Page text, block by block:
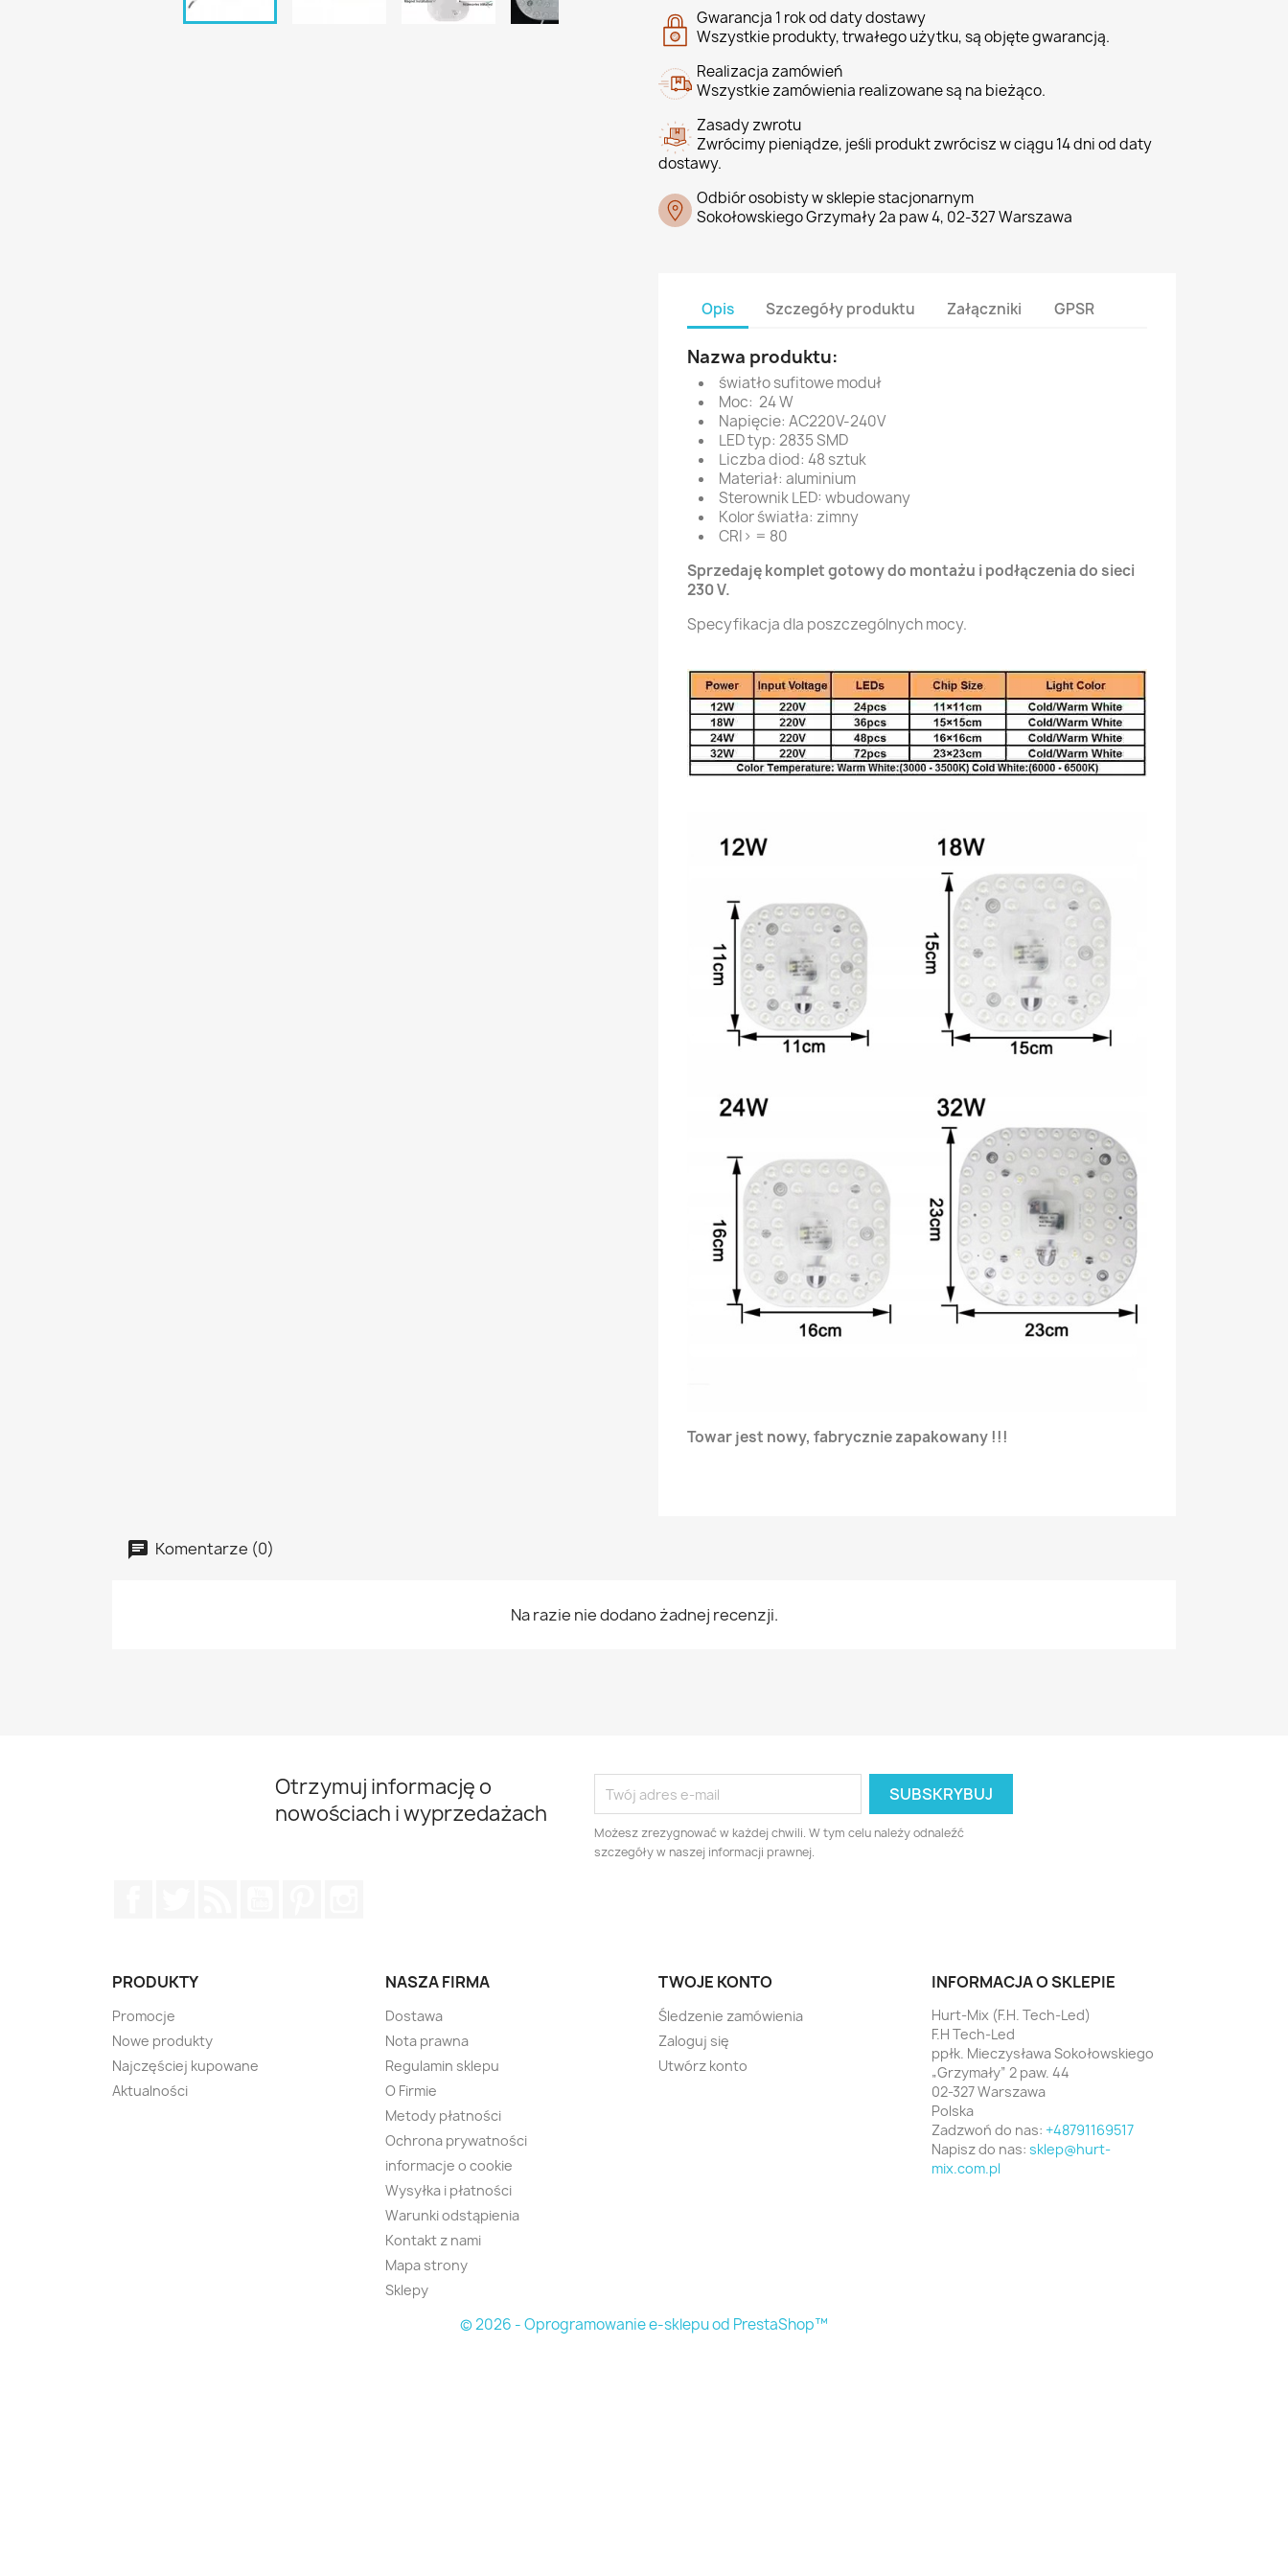
Gwarancja 1 rok od daty dostawy
Wszystkie produkty, trwałego użytku, są objęte gwarancją.
Realizacja zamówień
Wszystkie zamówienia realizowane są na bieżąco.
Zasady zwrotu
Zwrócimy pieniądze, jeśli produkt zwrócisz w ciągu 14 dni od daty
dostawy.
Odbiór osobisty w sklepie stacjonarnym
Sokołowskiego Grzymały 2a paw 4, 02-327 Warszawa
Opis Szczegóły produktu Załączniki GPSR
Nazwa produktu:
światło sufitowe moduł
Moc: 24 W
Napięcie: AC220V-240V
LED typ: 2835 SMD
Liczba diod: 48 sztuk
Materiał: aluminium
Sterownik LED: wbudowany
Kolor światła: zimny
CRI> = 80
Sprzedaję komplet gotowy do montażu i podłączenia do sieci
230 V.
Specyfikacja dla poszczególnych mocy.
Towar jest nowy, fabrycznie zapakowany !!!
Komentarze (0)
Na razie nie dodano żadnej recenzji.
Otrzymuj informację o
nowościach i wyprzedażach
Możesz zrezygnować w każdej chwili. W tym celu należy odnaleźć
szczegóły w naszej informacji prawnej.
PRODUKTY
Promocje
Nowe produkty
Najczęściej kupowane
Aktualności
NASZA FIRMA
Dostawa
Nota prawna
Regulamin sklepu
O Firmie
Metody płatności
Ochrona prywatności
informacje o cookie
Wysyłka i płatności
Warunki odstąpienia
Kontakt z nami
Mapa strony
Sklepy
TWOJE KONTO
Śledzenie zamówienia
Zaloguj się
Utwórz konto
INFORMACJA O SKLEPIE
Hurt-Mix (F.H. Tech-Led)
F.H Tech-Led
ppłk. Mieczysława Sokołowskiego
„Grzymały” 2 paw. 44
02-327 Warszawa
Polska
Zadzwoń do nas: +48791169517
Napisz do nas: sklep@hurt-
mix.com.pl
© 2026 - Oprogramowanie e-sklepu od PrestaShop™